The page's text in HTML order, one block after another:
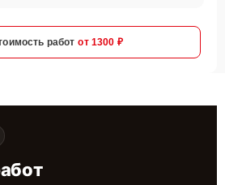
работ от 1300 ₽